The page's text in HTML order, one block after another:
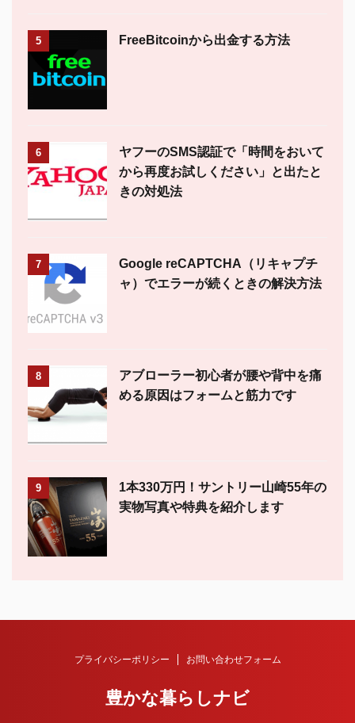
5 FreeBitcoinから出金する方法
6
ヤフーのSMS認証で「時間をおいて
から再度お試しください」と出たと
きの対処法
7
Google reCAPTCHA（リキャプチ
ャ）でエラーが続くときの解決方法
8
アブローラー初心者が腰や背中を痛
める原因はフォームと筋力です
9
1本330万円！サントリー山崎55年の
実物写真や特典を紹介します
プライバシーポリシー お問い合わせフォーム
豊かな暮らしナビ